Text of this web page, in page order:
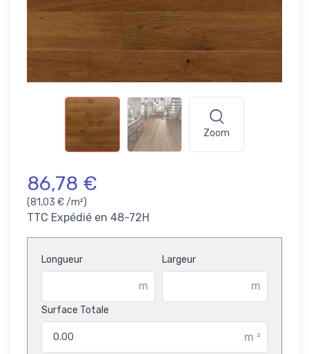
Zoom
86,78 €
(81,03 € /m²)
TTC Expédié en 48-72H
Longueur
m
Largeur
m
Surface Totale
m ²